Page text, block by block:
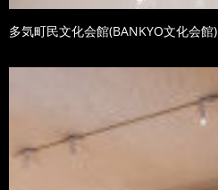
多気町民文化会館(BANKYO文化会館)